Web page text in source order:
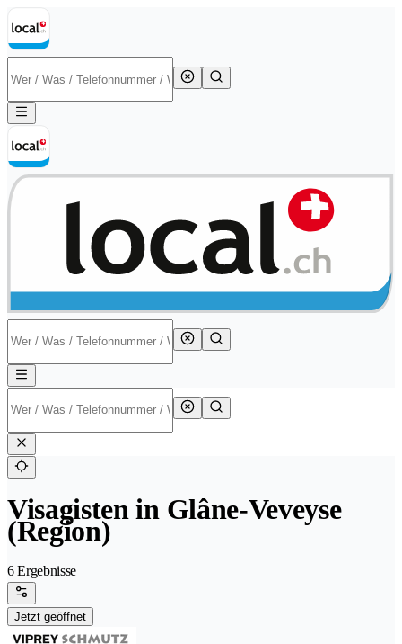
Visagisten in Glâne-Veveyse
(Region)
6 Ergebnisse
Jetzt geöffnet